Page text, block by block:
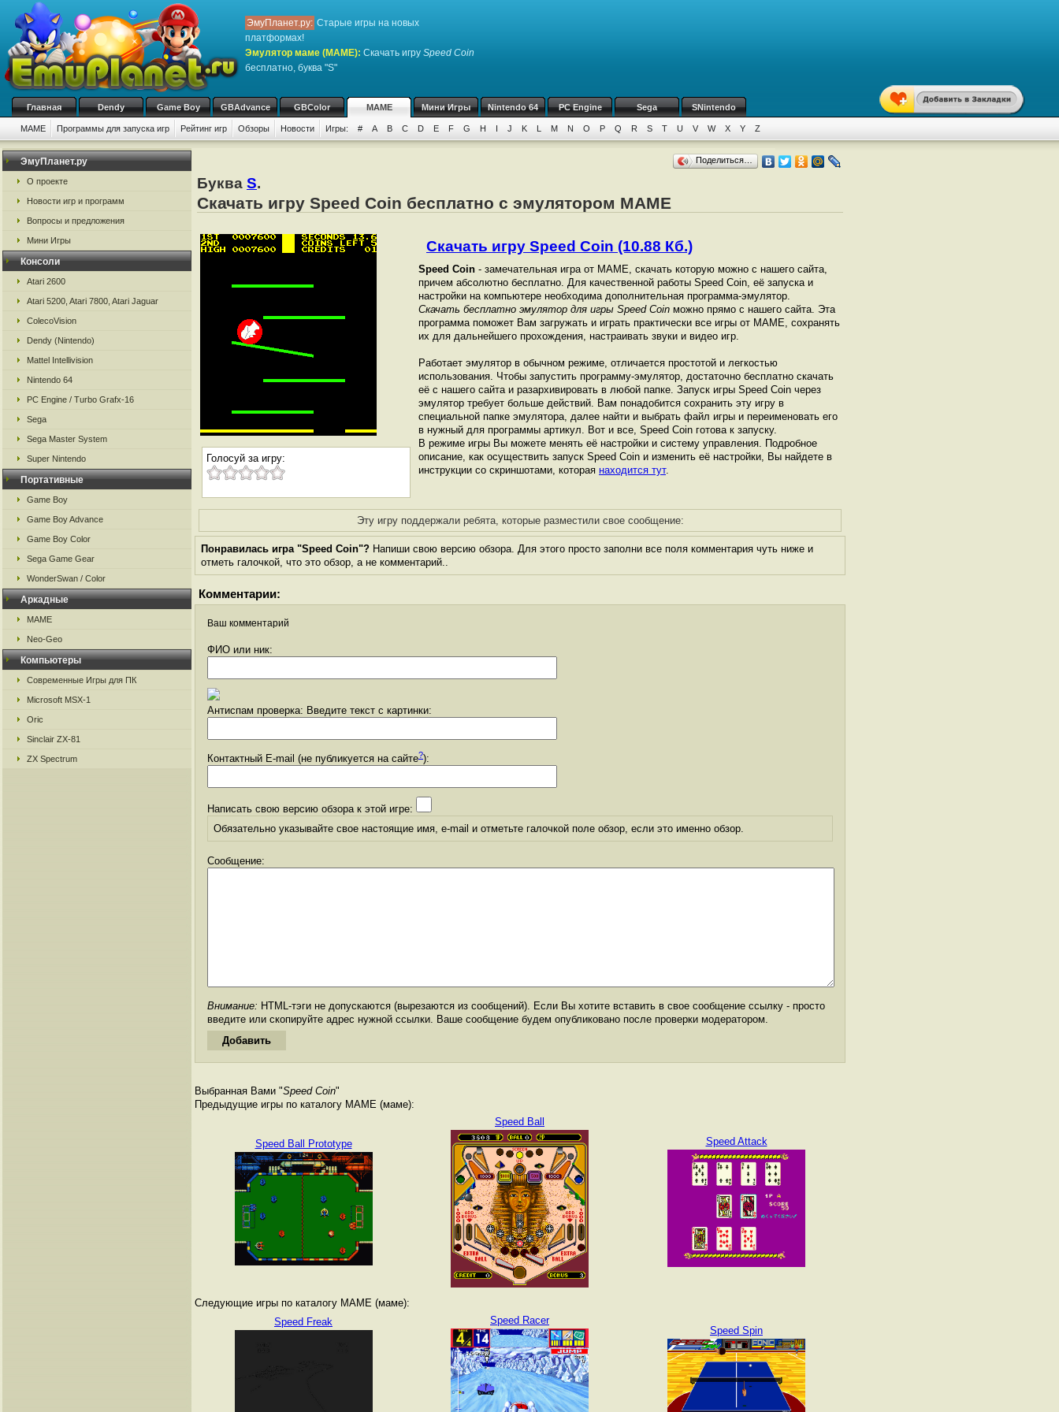
ЭмуПланет.ру: Старые игры на новых
платформах!
Эмулятор маме (MAME): Скачать игру Speed Coin
бесплатно, буква "S"
Главная Dendy Game Boy GBAdvance GBColor MAME Мини Игры Nintendo 64 PC Engine Sega SNintendo
MAME Программы для запуска игр Рейтинг игр Обзоры Новости Игры: # A B C D E F G H I J K L M N O P Q R S T U V W X Y Z
ЭмуПланет.ру
О проекте
Новости игр и программ
Вопросы и предложения
Мини Игры
Консоли
Atari 2600
Atari 5200, Atari 7800, Atari Jaguar
ColecoVision
Dendy (Nintendo)
Mattel Intellivision
Nintendo 64
PC Engine / Turbo Grafx-16
Sega
Sega Master System
Super Nintendo
Портативные
Game Boy
Game Boy Advance
Game Boy Color
Sega Game Gear
WonderSwan / Color
Аркадные
MAME
Neo-Geo
Компьютеры
Современные Игры для ПК
Microsoft MSX-1
Oric
Sinclair ZX-81
ZX Spectrum
Поделиться…
Буква S.
Скачать игру Speed Coin бесплатно с эмулятором MAME
Голосуй за игру:
Скачать игру Speed Coin (10.88 Кб.)
Speed Coin - замечательная игра от МАМЕ, скачать которую можно с нашего сайта,
причем абсолютно бесплатно. Для качественной работы Speed Coin, её запуска и
настройки на компьютере необходима дополнительная программа-эмулятор.
Скачать бесплатно эмулятор для игры Speed Coin можно прямо с нашего сайта. Эта
программа поможет Вам загружать и играть практически все игры от МАМЕ, сохранять
их для дальнейшего прохождения, настраивать звуки и видео игр.
Работает эмулятор в обычном режиме, отличается простотой и легкостью
использования. Чтобы запустить программу-эмулятор, достаточно бесплатно скачать
её с нашего сайта и разархивировать в любой папке. Запуск игры Speed Coin через
эмулятор требует больше действий. Вам понадобится сохранить эту игру в
специальной папке эмулятора, далее найти и выбрать файл игры и переименовать его
в нужный для программы артикул. Вот и все, Speed Coin готова к запуску.
В режиме игры Вы можете менять её настройки и систему управления. Подробное
описание, как осуществить запуск Speed Coin и изменить её настройки, Вы найдете в
инструкции со скриншотами, которая находится тут.
Эту игру поддержали ребята, которые разместили свое сообщение:
Понравилась игра "Speed Coin"? Напиши свою версию обзора. Для этого просто заполни все поля комментария чуть ниже и
отметь галочкой, что это обзор, а не комментарий..
Комментарии:
Ваш комментарий
ФИО или ник:
Антиспам проверка: Введите текст с картинки:
Контактный E-mail (не публикуется на сайте?):
Написать свою версию обзора к этой игре:
Обязательно указывайте свое настоящие имя, e-mail и отметьте галочкой поле обзор, если это именно обзор.
Сообщение:
Внимание: HTML-тэги не допускаются (вырезаются из сообщений). Если Вы хотите вставить в свое сообщение ссылку - просто
введите или скопируйте адрес нужной ссылки. Ваше сообщение будем опубликовано после проверки модератором.
Выбранная Вами "Speed Coin"
Предыдущие игры по каталогу MAME (маме):
Speed Ball Prototype
Speed Ball
Speed Attack
Следующие игры по каталогу MAME (маме):
Speed Freak
Speed Racer
Speed Spin